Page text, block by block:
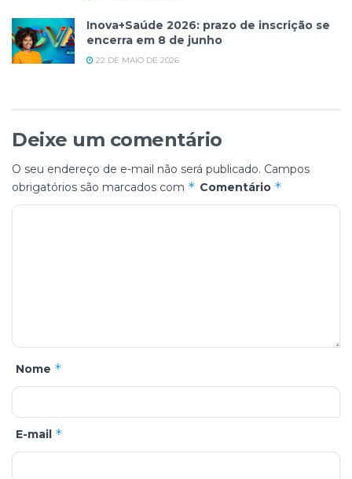
Inova+Saúde 2026: prazo de inscrição se
encerra em 8 de junho
22 DE MAIO DE 2026
Deixe um comentário
O seu endereço de e-mail não será publicado. Campos
obrigatórios são marcados com * Comentário *
Nome *
E-mail *